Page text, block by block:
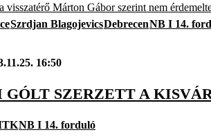
visszatérő Márton Gábor szerint nem
Szrdjan BlagojevicsDebrecenNB I 14.
16:50
GÓLT SZERZETT A
NB I 14. forduló